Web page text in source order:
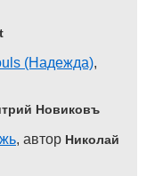
(Надежда),
Новиковъ
, автор Николай